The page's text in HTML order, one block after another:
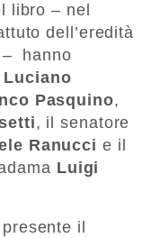
libro – nel
dell’eredità
– hanno
Luciano
Pasquino,
, il senatore
Ranucci e il
Luigi
il